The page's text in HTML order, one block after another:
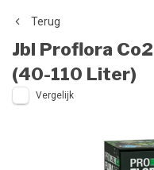
Terug
Jbl Proflora
(40-110 Liter)
Vergelijk